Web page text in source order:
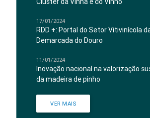
17/01/2024
RDD +: Portal do Setor Vitivinícola
Demarcada do Douro
11/01/2024
Inovação nacional na valorização
da madeira de pinho
VER MAIS